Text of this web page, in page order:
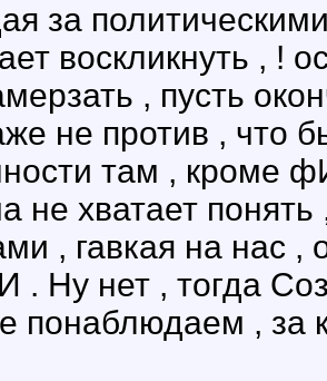
за
воскликнуть , !
, пусть
не против , что
там ,
не хватает
, гавкая на нас ,
Ну нет , тогда
понаблюдаем , за